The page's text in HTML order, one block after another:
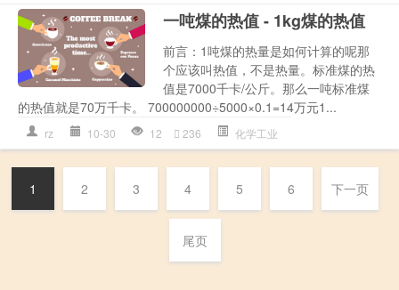
一吨煤的热值 - 1kg煤的热值
前言：1吨煤的热量是如何计算的呢那
个应该叫热值，不是热量。标准煤的热
值是7000千卡/公斤。那么一吨标准煤
的热值就是70万千卡。 700000000÷5000×0.1=14万元1...
rz 10-30 12 236 化学工业
1 2 3 4 5 6 下一页
尾页